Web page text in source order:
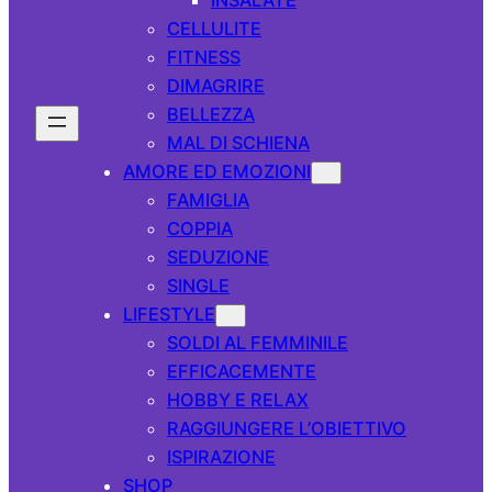
CELLULITE
FITNESS
DIMAGRIRE
BELLEZZA
MAL DI SCHIENA
AMORE ED EMOZIONI
FAMIGLIA
COPPIA
SEDUZIONE
SINGLE
LIFESTYLE
SOLDI AL FEMMINILE
EFFICACEMENTE
HOBBY E RELAX
RAGGIUNGERE L’OBIETTIVO
ISPIRAZIONE
SHOP